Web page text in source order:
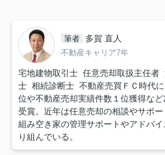
筆者 多賀 直人
不動産キャリア7年
宅地建物取引士 任意売却取扱主任者
士 相続診断士 不動産売買ＦＣ時代
位や不動産売却実績件数１位獲得な
受賞。近年は任意売却の相談やサポ
組み空き家の管理サポートやアドバ
り組んでいる。